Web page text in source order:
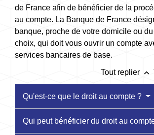
de France afin de bénéficier de la
au compte. La Banque de France
banque, proche de votre domicile ou
choix, qui doit vous ouvrir un compte
services bancaires de base.
Tout replier keyboard_arrow_up
Qu'est-ce que le droit au compte ?
Qui peut bénéficier du droit au